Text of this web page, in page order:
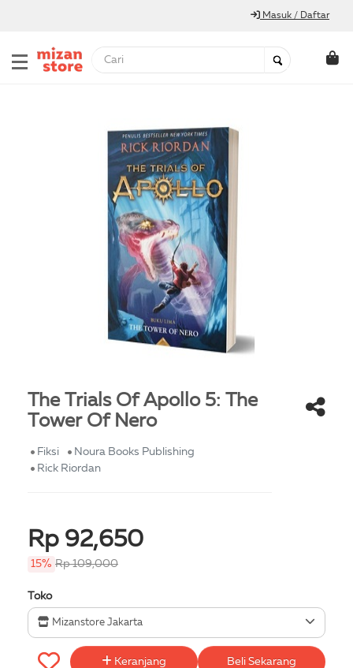
Masuk / Daftar
The Trials Of Apollo 5: The
Tower Of Nero
Fiksi
Noura Books Publishing
Rick Riordan
Rp 92,650
15% Rp 109,000
Toko
Mizanstore Jakarta
Keranjang Beli Sekarang